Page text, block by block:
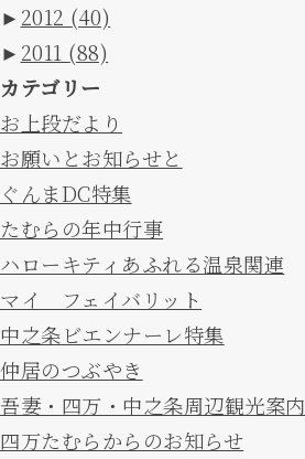
► 2012 (40)
► 2011 (88)
カテゴリー
お上段だより
お願いとお知らせと
ぐんまDC特集
たむらの年中行事
ハローキティあふれる温泉関連
マイ フェイバリット
中之条ビエンナーレ特集
仲居のつぶやき
吾妻・四万・中之条周辺観光案内
四万たむらからのお知らせ